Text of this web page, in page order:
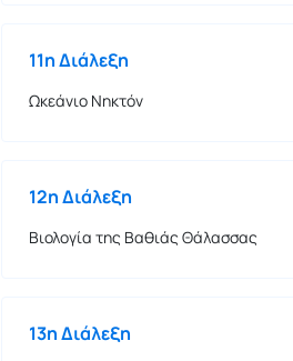
11η Διάλεξη
Ωκεάνιο Νηκτόν
12η Διάλεξη
Βιολογία της Βαθιάς Θάλασσας
13η Διάλεξη